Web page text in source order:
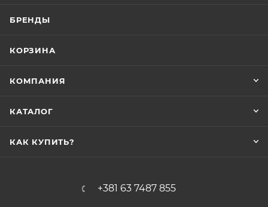
БРЕНДЫ
КОРЗИНА
КОМПАНИЯ
КАТАЛОГ
КАК КУПИТЬ?
+381 63 7487 855